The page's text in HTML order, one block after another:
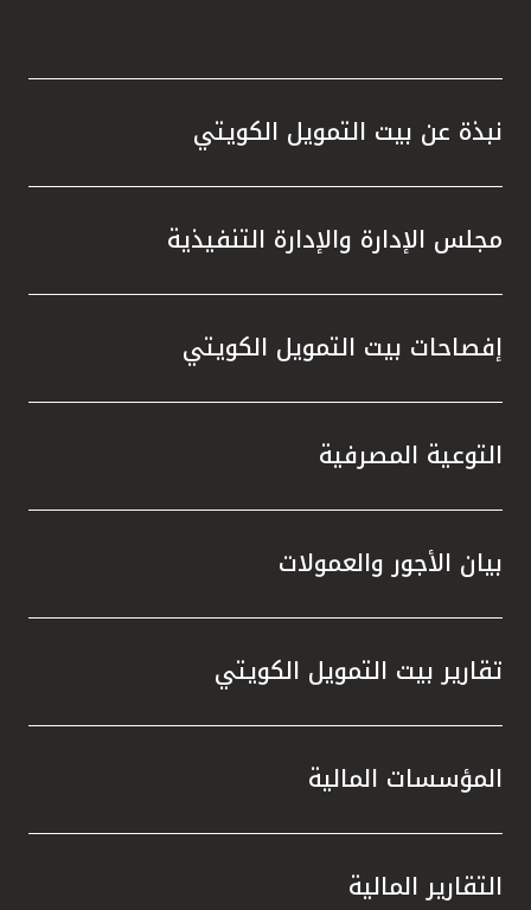
نبذة عن بيت التمويل الكويتي
مجلس الإدارة والإدارة التنفيذية
إفصاحات بيت التمويل الكويتي
التوعية المصرفية
بيان الأجور والعمولات
تقارير بيت التمويل الكويتي
المؤسسات المالية
التقارير المالية